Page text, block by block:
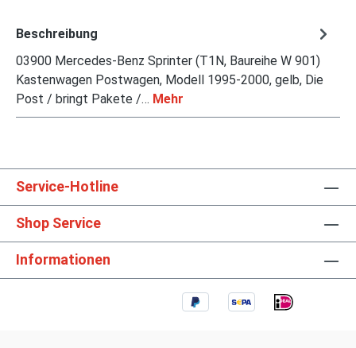
Beschreibung
03900 Mercedes-Benz Sprinter (T1N, Baureihe W 901)
Kastenwagen Postwagen, Modell 1995-2000, gelb, Die
Post / bringt Pakete /… Mehr
Service-Hotline
Shop Service
Informationen